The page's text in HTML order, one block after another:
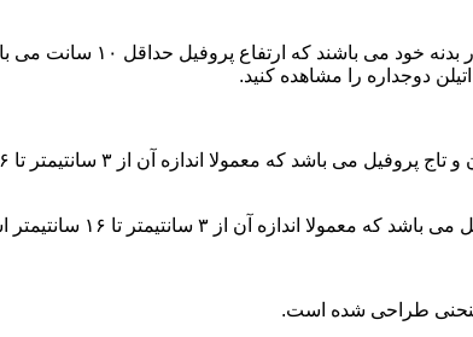
ولی مخازن دوجداره دارای پروفیل دوجداره در بدنه
دوجداره را مشاهده کنید.
آن از ۳ سانتیمتر تا ۱۶ سانتیمتر است.